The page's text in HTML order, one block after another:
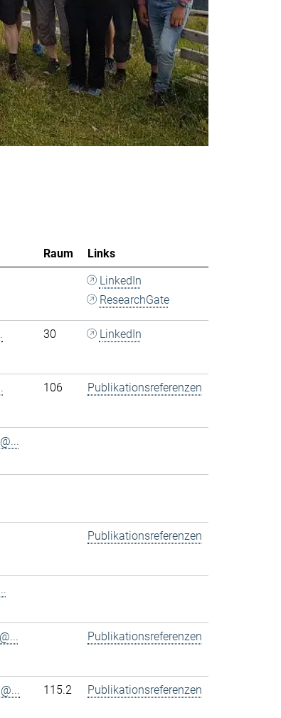
Raum
Links
LinkedIn
ResearchGate
30 LinkedIn
106 Publikationsreferenzen
Publikationsreferenzen
Publikationsreferenzen
115.2 Publikationsreferenzen